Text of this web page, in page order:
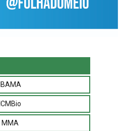
IBAMA
ICMBio
MMA